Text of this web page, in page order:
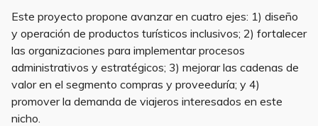
Este proyecto propone avanzar en cuatro ejes: 1) diseño
y operación de productos turísticos inclusivos; 2) fortalecer
las organizaciones para implementar procesos
administrativos y estratégicos; 3) mejorar las cadenas de
valor en el segmento compras y proveeduría; y 4)
promover la demanda de viajeros interesados en este
nicho.